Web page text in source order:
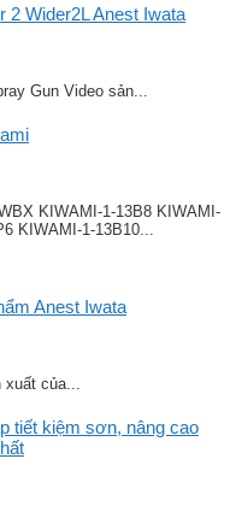
2 Wider2L Anest Iwata
Gun Video sản...
KIWAMI-1-13B8 KIWAMI-
KIWAMI-1-13B10...
Anest Iwata
của...
tiết kiệm sơn, nâng cao